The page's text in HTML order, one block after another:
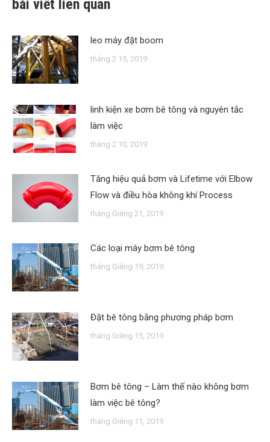
bài viết liên quan
leo máy đặt boom
tháng 2 15, 2019
linh kiện xe bơm bê tông và nguyên tắc
làm việc
tháng 2 10, 2019
Tăng hiệu quả bơm và Lifetime với Elbow
Flow và điều hòa không khí Process
tháng Giêng 21, 2019
Các loại máy bơm bê tông
tháng Giêng 19, 2019
Đặt bê tông bằng phương pháp bơm
tháng Giêng 15, 2019
Bơm bê tông – Làm thế nào không bơm
làm việc bê tông?
tháng Giêng 11, 2019